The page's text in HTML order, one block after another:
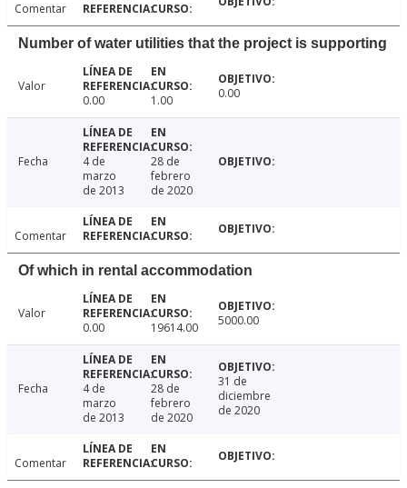
Comentar
Number of water utilities that the project is supporting
Valor
0.00
1.00 0.00
Fecha
4 de
marzo
de 2013
28 de
febrero
de 2020
Comentar
Of which in rental accommodation
Valor
0.00
19614.00 5000.00
Fecha
4 de
marzo
de 2013
28 de
febrero
de 2020
31 de
diciembre
de 2020
Comentar